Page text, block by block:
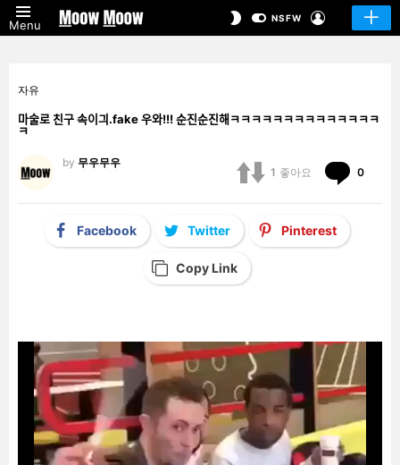
Menu
SWITCHNSFW
자유
마술로 친구 속이긔.fake 우와!!! 순진순진해ㅋㅋㅋㅋㅋㅋㅋㅋㅋㅋㅋㅋㅋㅋ
ㅋ
by 무우무우
1 좋아요 0
Facebook Twitter Pinterest
Copy Link